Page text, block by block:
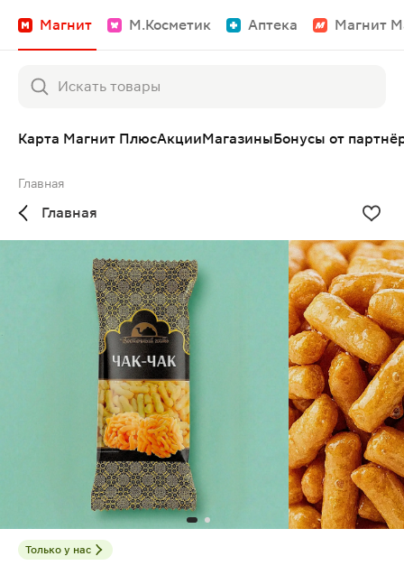
Магнит М.Косметик Аптека Магнит
Карта Магнит ПлюсАкцииМагазиныБонусы от
Главная
Главная
Только у нас